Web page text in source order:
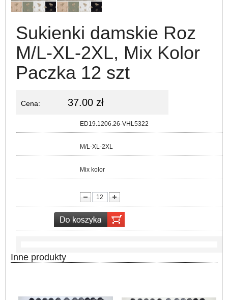
Sukienki damskie Roz
M/L-XL-2XL, Mix Kolor
Paczka 12 szt
Cena: 37.00 zł
ED19.1206.26-VHL5322
M/L-XL-2XL
Mix kolor
Inne produkty